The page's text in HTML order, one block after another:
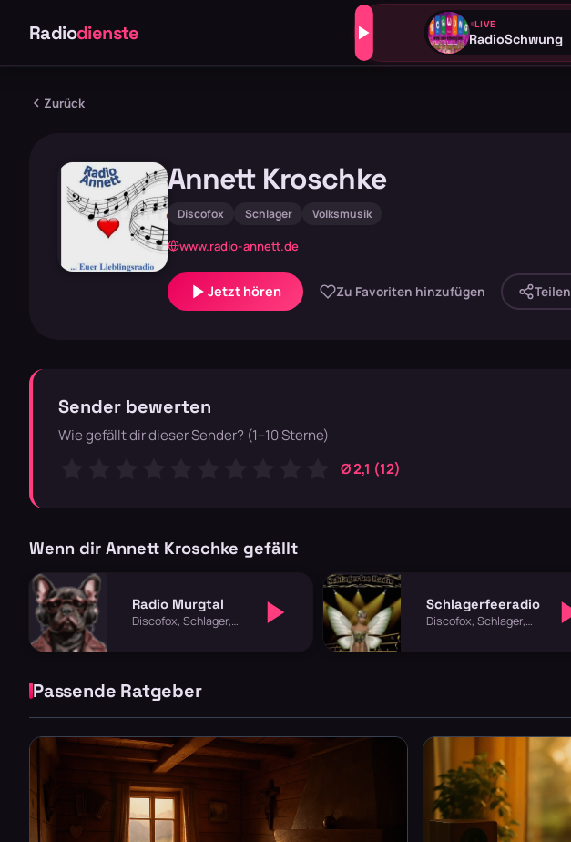
Radiodienste LIVE
RadioSchwung
Zurück
Annett Kroschke
Discofox Schlager Volksmusik
www.radio-annett.de
Jetzt hören Zu Favoriten hinzufügen Teilen
Sender bewerten
Wie gefällt dir dieser Sender? (1–10 Sterne)
Ø 2,1 (12)
Wenn dir Annett Kroschke gefällt
Radio Murgtal
Discofox, Schlager,
Schlagerfeeradio
Discofox, Schlager,
Passende Ratgeber